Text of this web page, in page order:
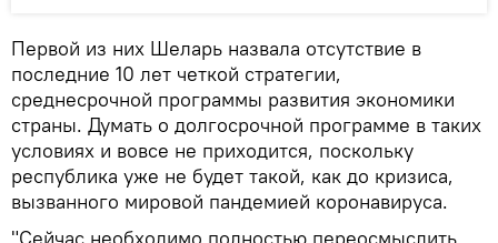
Первой из них Шеларь назвала отсутствие в
последние 10 лет четкой стратегии,
среднесрочной программы развития экономики
страны. Думать о долгосрочной программе в таких
условиях и вовсе не приходится, поскольку
республика уже не будет такой, как до кризиса,
вызванного мировой пандемией коронавируса.